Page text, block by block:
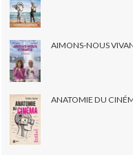
AIMONS-NOUS
ANATOMIE DU